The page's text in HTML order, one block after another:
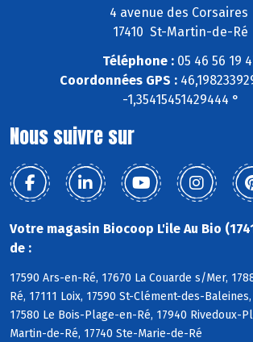
4 avenue des Corsaires
17410 St-Martin-de-Ré
Téléphone : 05 46 56 19
Coordonnées GPS :
-1,35415451429444 °
Nous suivre sur
Votre magasin Biocoop L'ile Au Bio
de :
17590 Ars-en-Ré, 17670 La Couarde s/Mer,
Ré, 17111 Loix, 17590 St-Clément-des-
17580 Le Bois-Plage-en-Ré, 17940 Rivedoux-
Martin-de-Ré, 17740 Ste-Marie-de-Ré